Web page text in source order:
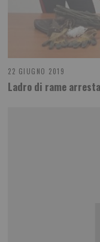
22 GIUGNO 2019
Ladro di rame